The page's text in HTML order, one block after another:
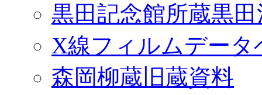
黒田記念館所蔵黒
X線フィルムデータ
森岡柳蔵旧蔵資料